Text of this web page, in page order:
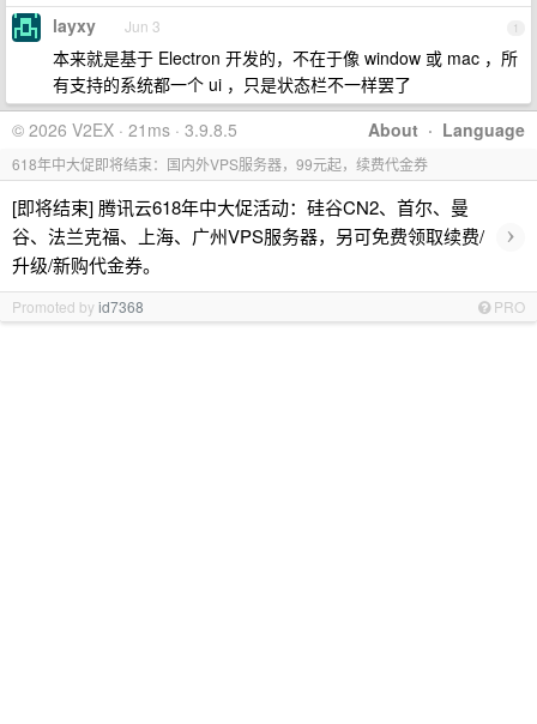
1
layxy Jun 3
本来就是基于 Electron 开发的，不在于像 window 或 mac ，所
有支持的系统都一个 ui ，只是状态栏不一样罢了
About · Language
© 2026 V2EX · 21ms · 3.9.8.5
618年中大促即将结束：国内外VPS服务器，99元起，续费代金券
[即将结束] 腾讯云618年中大促活动：硅谷CN2、首尔、曼
谷、法兰克福、上海、广州VPS服务器，另可免费领取续费/
升级/新购代金券。
›
Promoted byid7368 PRO